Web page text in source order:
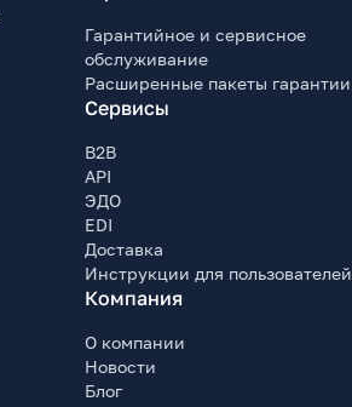
Гарантийное и сервисное
обслуживание
Расширенные пакеты гарантии
Сервисы
B2B
API
ЭДО
EDI
Доставка
Инструкции для пользователей
Компания
О компании
Новости
Блог